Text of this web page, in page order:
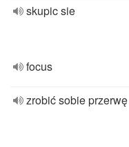
skupic sie
focus
zrobić sobie przerwę